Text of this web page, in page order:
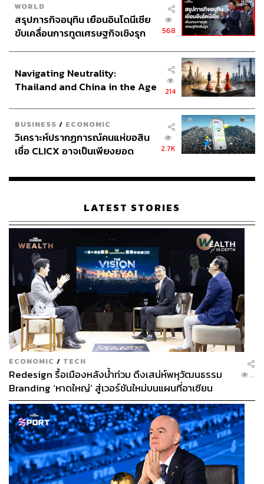
WORLD
สรุปภารกิจอนุทิน เยือนอินโดนีเซีย
ขับเคลื่อนการทูตเศรษฐกิจเชิงรุก
568
Navigating Neutrality:
Thailand and China in the Age
214
BUSINESS / ECONOMIC
วิเคราะห์ปรากฏการณ์คนแห่ขอสิน
เชื่อ CLICX อาจเป็นเพียงยอด
เรือนไทยที่ถูกซุกไว้
2.7K
LATEST STORIES
ECONOMIC / TECH
Redesign รื้อเมืองหลังน้ำท่วม ดึงเสน่ห์พหุวัฒนธรรม
Branding ‘หาดใหญ่’ สู่เวอร์ชันใหม่บนแผนที่อาเซียน
...